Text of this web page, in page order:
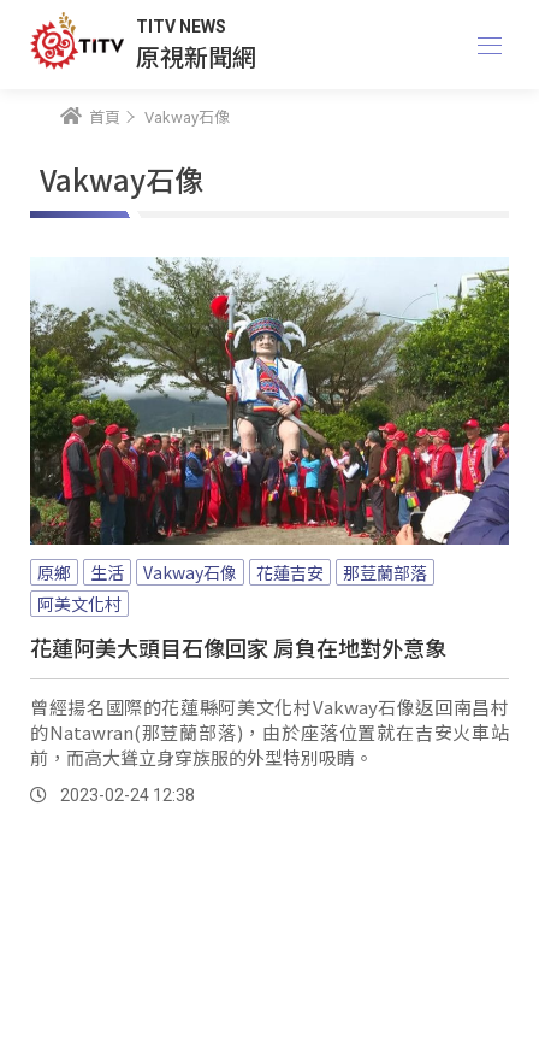
TITV NEWS
原視新聞網
首頁 Vakway石像
Vakway石像
原鄉 生活 Vakway石像 花蓮吉安
那荳蘭部落
阿美文化村
花蓮阿美大頭目石像回家 肩負在地對外意象
曾經揚名國際的花蓮縣阿美文化村Vakway石像返回南昌村
的Natawran(那荳蘭部落)，由於座落位置就在吉安火車站
前，而高大聳立身穿族服的外型特別吸睛。
2023-02-24 12:38